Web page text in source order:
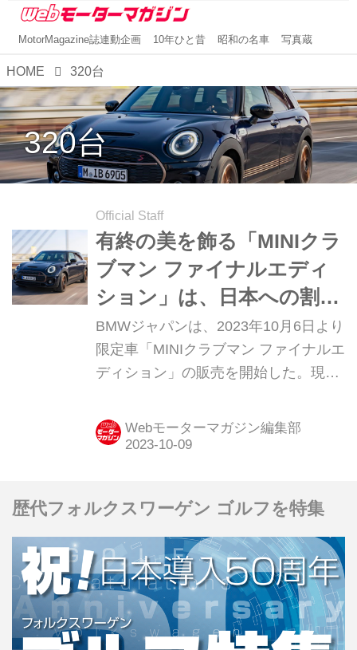
MotorMagazine誌連動企画 10年ひと昔 昭和の名車 写真蔵
HOME 320台
320台
Official Staff
有終の美を飾る「MINIクラ
ブマン ファイナルエディ
ション」は、日本への割り
当て320台！これがラスト
チャンスかも
BMWジャパンは、2023年10月6日より
限定車「MINIクラブマン ファイナルエ
ディション」の販売を開始した。現行
ン」へ敬意を表したモデルで、全世界
で1969台が生産され、日本にはその中
Webモーターマガジン編集部
歴代フォルクスワーゲン ゴルフを特集